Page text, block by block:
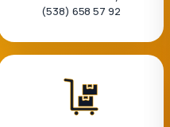
(538) 658 57 92